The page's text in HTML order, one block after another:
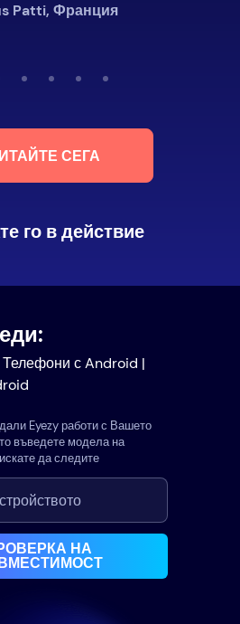
Patti, Франция
СЕГА
го в действие
Телефони с Android |
Eyezy работи с Вашето
въведете модела на
да следите
НА